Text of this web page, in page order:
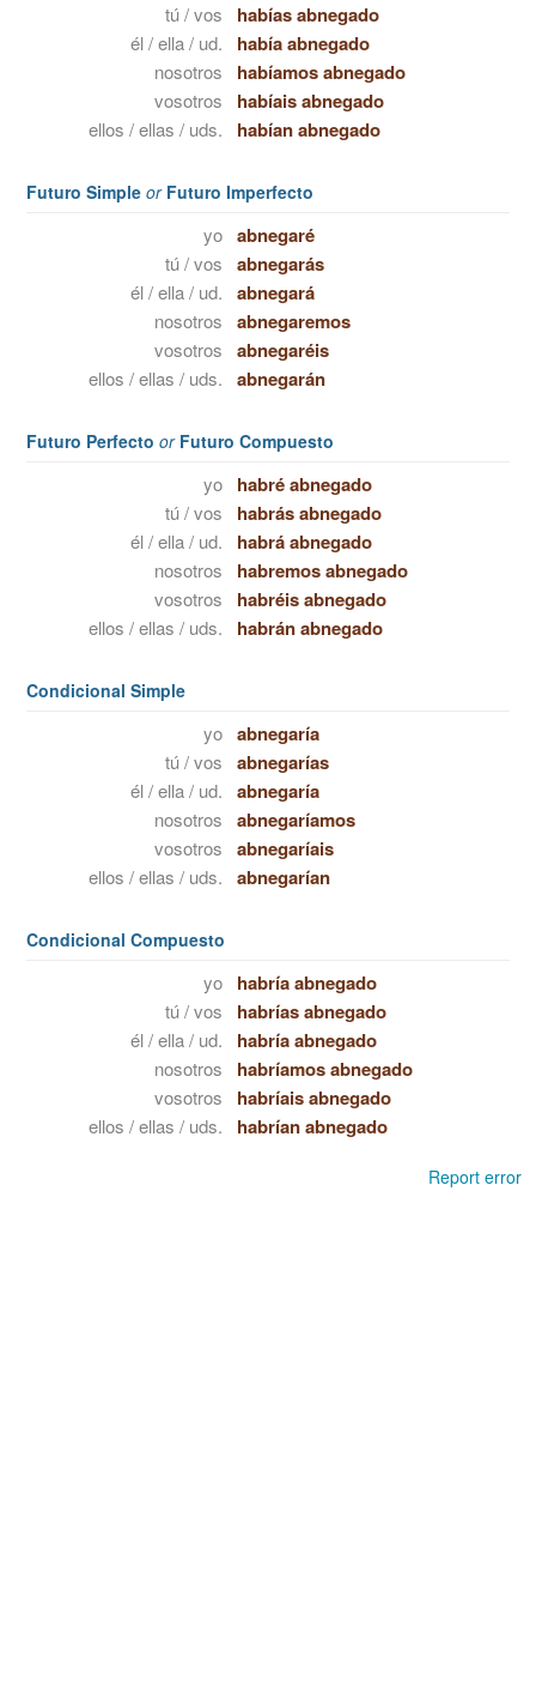
tú / vos habías abnegado
él / ella / ud. había abnegado
nosotros habíamos abnegado
vosotros habíais abnegado
ellos / ellas / uds. habían abnegado
Futuro Simple orFuturo Imperfecto
yo abnegaré
tú / vos abnegarás
él / ella / ud. abnegará
nosotros abnegaremos
vosotros abnegaréis
ellos / ellas / uds. abnegarán
Futuro Perfecto orFuturo Compuesto
yo habré abnegado
tú / vos habrás abnegado
él / ella / ud. habrá abnegado
nosotros habremos abnegado
vosotros habréis abnegado
ellos / ellas / uds. habrán abnegado
Condicional Simple
yo abnegaría
tú / vos abnegarías
él / ella / ud. abnegaría
nosotros abnegaríamos
vosotros abnegaríais
ellos / ellas / uds. abnegarían
Condicional Compuesto
yo habría abnegado
tú / vos habrías abnegado
él / ella / ud. habría abnegado
nosotros habríamos abnegado
vosotros habríais abnegado
ellos / ellas / uds. habrían abnegado
Report error